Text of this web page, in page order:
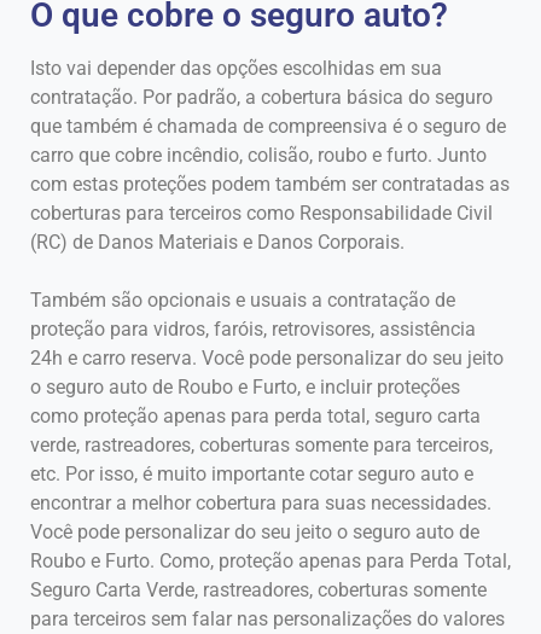
O que cobre o seguro auto?
Isto vai depender das opções escolhidas em sua
contratação. Por padrão, a cobertura básica do seguro
que também é chamada de compreensiva é o seguro de
carro que cobre incêndio, colisão, roubo e furto. Junto
com estas proteções podem também ser contratadas as
coberturas para terceiros como Responsabilidade Civil
(RC) de Danos Materiais e Danos Corporais.
Também são opcionais e usuais a contratação de
proteção para vidros, faróis, retrovisores, assistência
24h e carro reserva. Você pode personalizar do seu jeito
o seguro auto de Roubo e Furto, e incluir proteções
como proteção apenas para perda total, seguro carta
verde, rastreadores, coberturas somente para terceiros,
etc. Por isso, é muito importante cotar seguro auto e
encontrar a melhor cobertura para suas necessidades.
Você pode personalizar do seu jeito o seguro auto de
Roubo e Furto. Como, proteção apenas para Perda Total,
Seguro Carta Verde, rastreadores, coberturas somente
para terceiros sem falar nas personalizações do valores